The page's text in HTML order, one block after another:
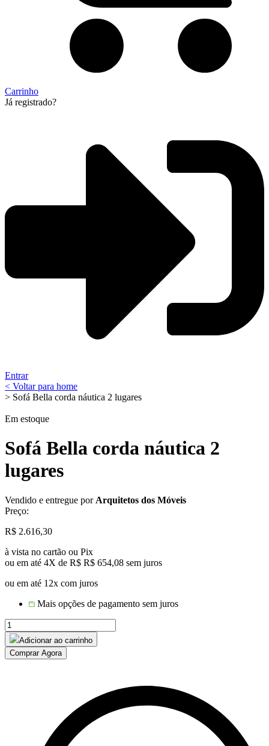
Carrinho
Já registrado?
Entrar
< Voltar para home
> Sofá Bella corda náutica 2 lugares
Em estoque
Sofá Bella corda náutica 2
lugares
Vendido e entregue por Arquitetos dos Móveis
Preço:
R$ 2.616,30
à vista no cartão ou Pix
ou em até 4X de R$ R$ 654,08 sem juros
ou em até 12x com juros
Mais opções de pagamento sem juros
Sofá
Bella
corda
náutica
Adicionar ao carrinho
Comprar Agora